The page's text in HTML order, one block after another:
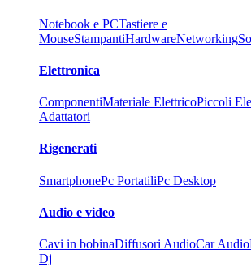
Notebook e PCTastiere e
MouseStampantiHardwareNetworking
Elettronica
ComponentiMateriale ElettricoPiccoli
Adattatori
Rigenerati
SmartphonePc PortatiliPc Desktop
Audio e video
Cavi in bobinaDiffusori AudioCar Audio
Dj